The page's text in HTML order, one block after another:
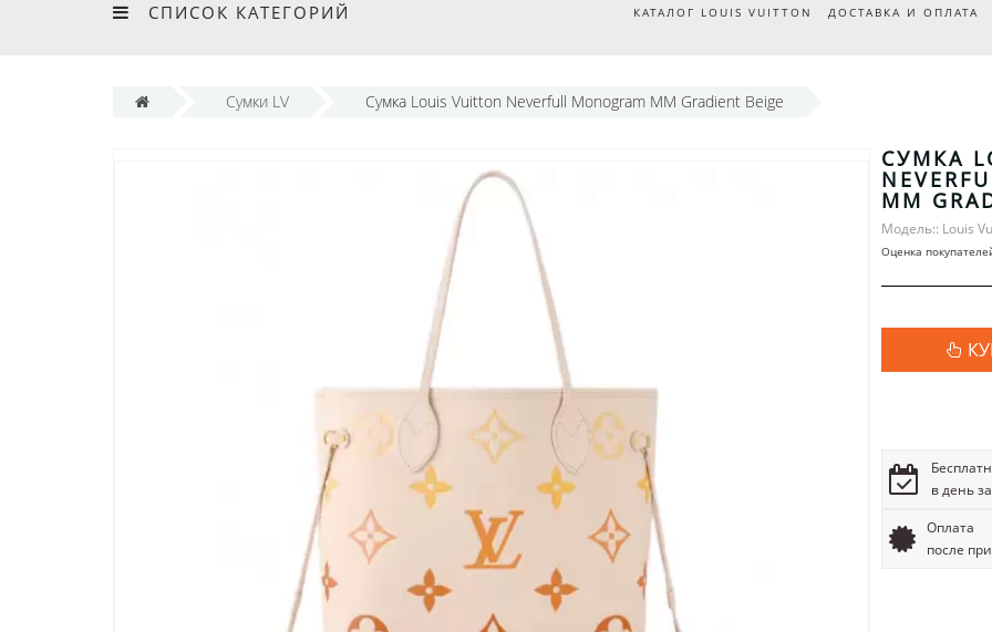
СПИСОК КАТЕГОРИЙ КАТАЛОГ LOUIS VUITTON ДОСТАВКА И ОПЛАТА
Сумки LV Сумка Louis Vuitton Neverfull Monogram MM Gradient Beige
СУМКА
MM
Модель:: Louis
Оценка
в день
Оплата
после